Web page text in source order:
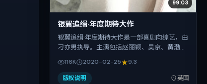
99:03
银翼追缉·年度期待大作
银翼追缉·年度期待大作是一部喜剧向综艺，由
刁亦男执导。主演包括赵丽颖、吴京、黄渤、
行，2020年春节档前后与观众见面，首映日
期 2020-02-25，正片时长118分钟。
116K 2020-02-25 9.3
版权说明 英国